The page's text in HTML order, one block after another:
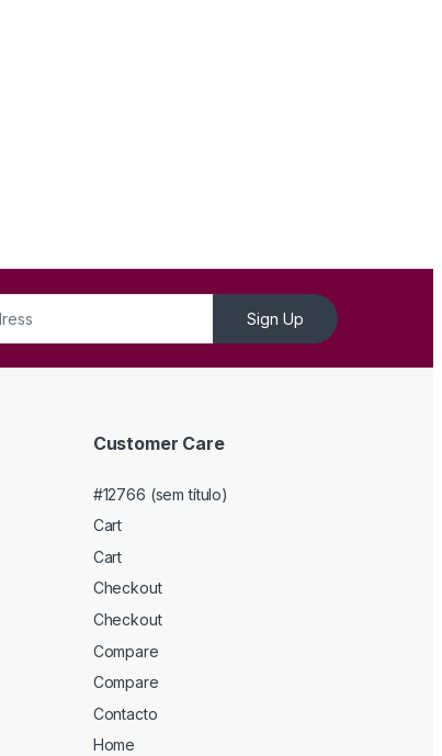
Sign Up
Customer Care
#12766 (sem título)
Cart
Cart
Checkout
Checkout
Compare
Compare
Contacto
Home